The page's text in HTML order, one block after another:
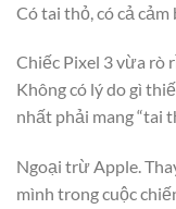
Có tai thỏ, có cả cảm
Chiếc Pixel 3 vừa rò
Không có lý do gì
nhất phải mang “tai
Ngoại trừ Apple.
mình trong cuộc